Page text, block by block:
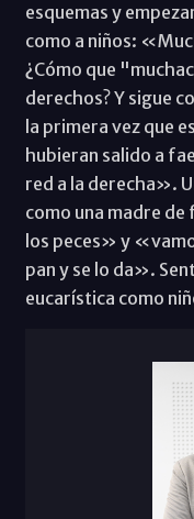
esquemas y
como a niños:
¿Cómo que
derechos? Y sigue
la primera vez que
hubieran salido a
red a la derecha».
como una madre
los peces» y
pan y se lo da».
eucarística como